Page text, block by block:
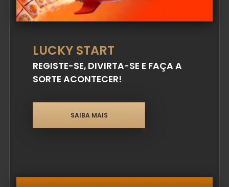
LUCKY START
REGISTE-SE, DIVIRTA-SE E FAÇA A
SORTE ACONTECER!
SAIBA MAIS